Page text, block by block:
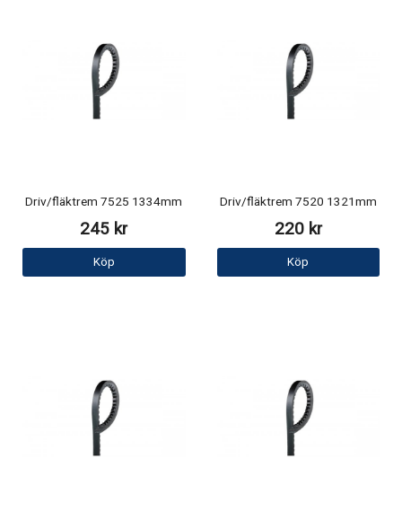
Driv/fläktrem 7525 1334mm
245 kr
Köp
Driv/fläktrem 7520 1321mm
220 kr
Köp